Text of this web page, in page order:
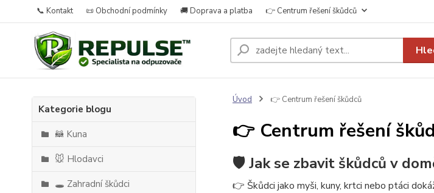
📞 Kontakt 📜 Obchodní podmínky 🚚 Doprava a platba 👉 Centrum řešení škůdců
Kategorie blogu
🦝 Kuna
🐭 Hlodavci
🕳️ Zahradní škůdci
Úvod 👉 Centrum řešení škůdců
👉 Centrum řešení
🛡️ Jak se zbavit škůdců v
👉 Škůdci jako myši, kuny, krtci nebo ptáci